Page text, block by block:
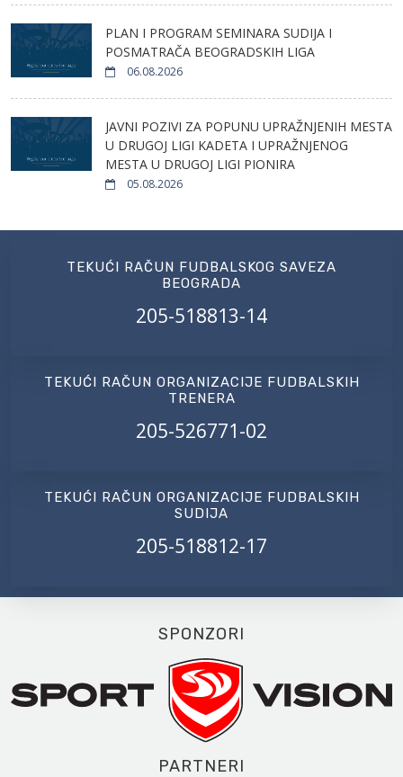
PLAN I PROGRAM SEMINARA SUDIJA I
POSMATRAČA BEOGRADSKIH LIGA
06.08.2026
JAVNI POZIVI ZA POPUNU UPRAŽNJENIH MESTA
U DRUGOJ LIGI KADETA I UPRAŽNJENOG
MESTA U DRUGOJ LIGI PIONIRA
05.08.2026
TEKUĆI RAČUN FUDBALSKOG SAVEZA
BEOGRADA
205-518813-14
TEKUĆI RAČUN ORGANIZACIJE FUDBALSKIH
TRENERA
205-526771-02
TEKUĆI RAČUN ORGANIZACIJE FUDBALSKIH
SUDIJA
205-518812-17
SPONZORI
PARTNERI